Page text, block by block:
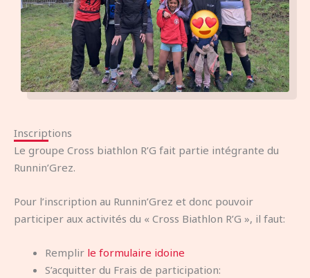
Inscriptions
Le groupe Cross biathlon R’G fait partie intégrante du
Runnin’Grez.
Pour l’inscription au Runnin’Grez et donc pouvoir
participer aux activités du « Cross Biathlon R’G », il faut:
Remplir le formulaire idoine
S’acquitter du Frais de participation: